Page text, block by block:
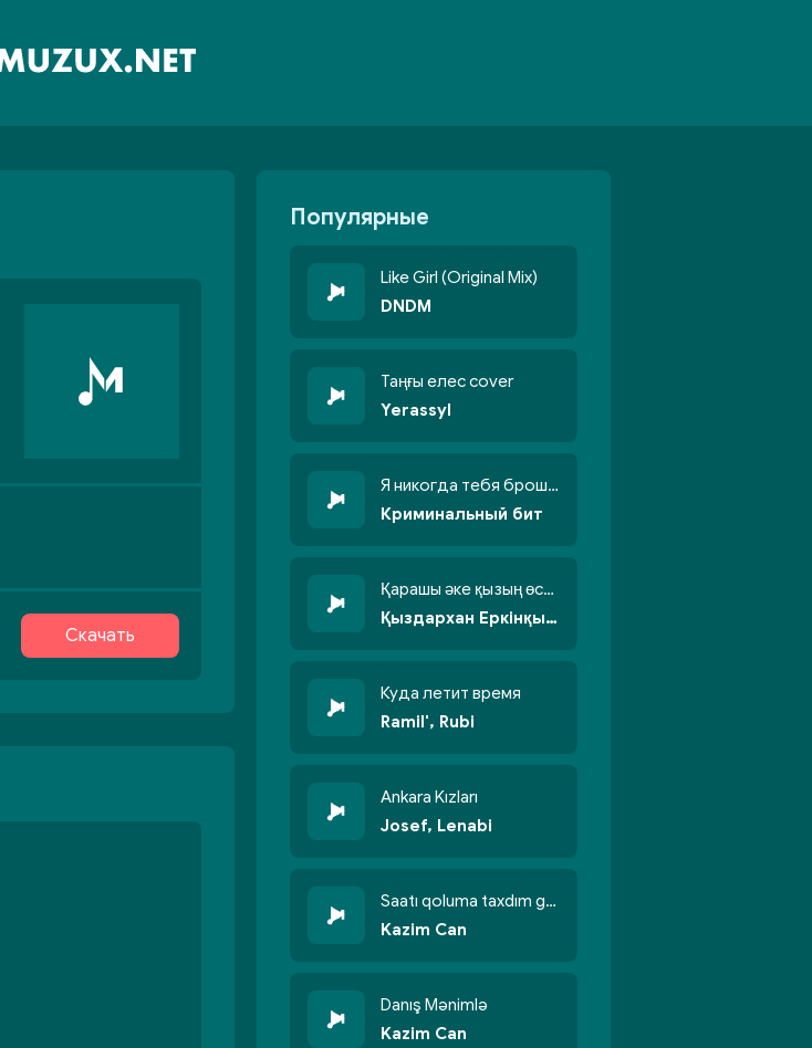
Скачать
Популярные
Like Girl (Original Mix)
DNDM
Таңғы елес cover
Yerassyl
Я никогда тебя брошу никогда не кину
Криминальный бит
Қарашы әке қызың өсті бойжеттіп
Қыздархан Еркінқызы
Куда летит время
Ramil', Rubi
Ankara Kızları
Josef, Lenabi
Saatı qoluma taxdım göyün üzünə qalxdım
Kazim Can
Danış Mənimlə
Kazim Can